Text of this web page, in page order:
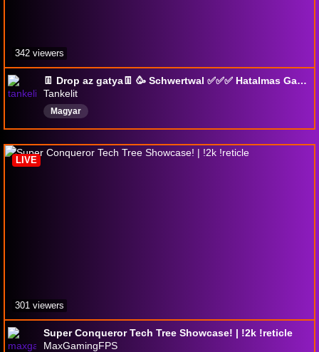
👖 Drop az gatya👖 🥳 Schwertwal ✅✅✅ Hatalmas Gaming! !video
Tankelit
Magyar
342 viewers
Super Conqueror Tech Tree Showcase! | !2k !reticle
MaxGamingFPS
LIVE
301 viewers